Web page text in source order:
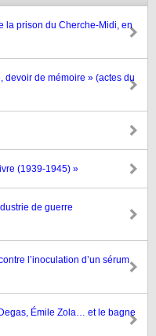
la prison du Cherche-Midi, en
devoir de mémoire » (actes du
(1939-1945) »
de guerre
l’inoculation d’un sérum
Émile Zola… et le bagne